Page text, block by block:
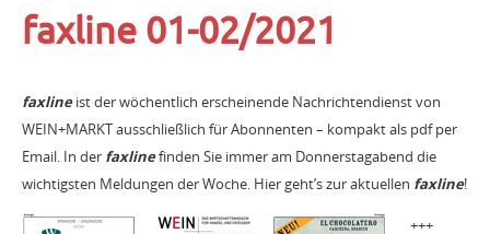
faxline 01-02/2021
faxlineist der wöchentlich erscheinende Nachrichtendienst von
WEIN+MARKT ausschließlich für Abonnenten – kompakt als pdf per
Email. In der faxlinefinden Sie immer am Donnerstagabend die
wichtigsten Meldungen der Woche. Hier geht’s zur aktuellen faxline!
+++